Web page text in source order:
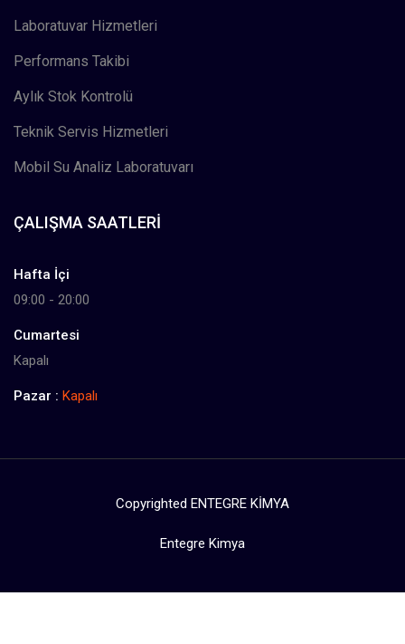
Laboratuvar Hizmetleri
Performans Takibi
Aylık Stok Kontrolü
Teknik Servis Hizmetleri
Mobil Su Analiz Laboratuvarı
ÇALIŞMA SAATLERI
Hafta İçi
09:00 - 20:00
Cumartesi
Kapalı
Pazar : Kapalı
Copyrighted ENTEGRE KİMYA
Entegre Kimya